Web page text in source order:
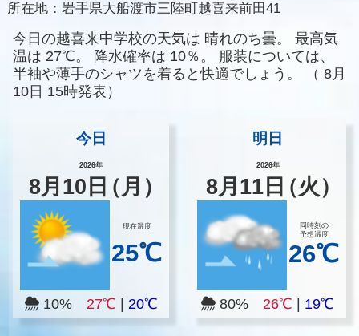
所在地： 岩手県大船渡市三陸町越喜来前田41
今日の越喜来中学校の天気は 晴れのち曇。
最高気
温は 27℃。 降水確率は 10％。
服装については、
半袖や薄手のシャツを着ると快適でしょう。
（ 8月
10日 15時発表）
今日
2026年
8月 10 日（月）
現在温度
25℃
10% 27℃ 20℃
明日
2026年
8月 11日（火）
同時刻の
予想温度
26℃
80% 26℃ 19℃